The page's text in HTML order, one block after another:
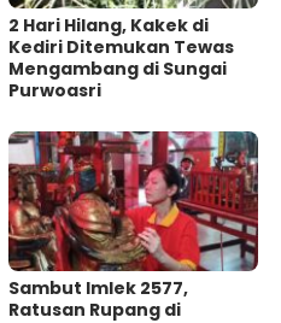
2 Hari Hilang, Kakek di
Kediri Ditemukan Tewas
Mengambang di Sungai
Purwoasri
Sambut Imlek 2577,
Ratusan Rupang di